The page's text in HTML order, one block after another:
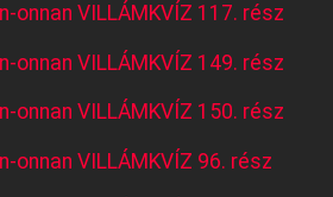
onnan VILLÁMKVÍZ 117. rész
onnan VILLÁMKVÍZ 149. rész
onnan VILLÁMKVÍZ 150. rész
onnan VILLÁMKVÍZ 96. rész